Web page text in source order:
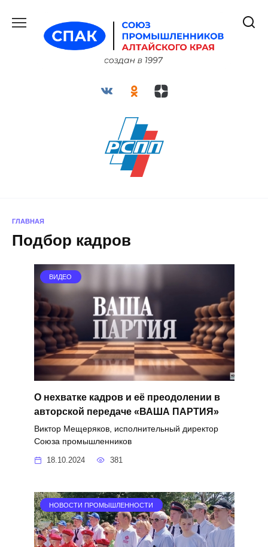
содержанию
ГЛАВНАЯ
Подбор кадров
ВИДЕО
О нехватке кадров и её преодолении в
авторской передаче «ВАША ПАРТИЯ»
Виктор Мещеряков, исполнительный директор
Союза промышленников
18.10.2024 381
НОВОСТИ ПРОМЫШЛЕННОСТИ